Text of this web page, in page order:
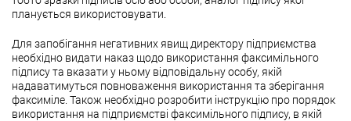
планується використовувати.
Для запобігання негативних явищ директору підприємства
необхідно видати наказ щодо використання факсимільного
підпису та вказати у ньому відповідальну особу, якій
надаватимуться повноваження використання та зберігання
факсиміле. Також необхідно розробити інструкцію про порядок
використання на підприємстві факсимільного підпису, в якій